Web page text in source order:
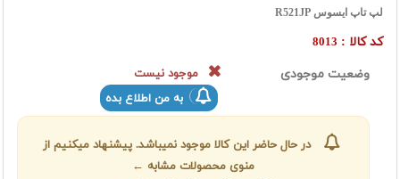
لپ تاپ ایسوس R521JP
کد کالا : 8013
وضعیت موجودی
موجود نیست
به من اطلاع بده
در حال حاضر این کالا موجود نمیباشد. پیشنهاد میکنیم از
منوی محصولات مشابه ←